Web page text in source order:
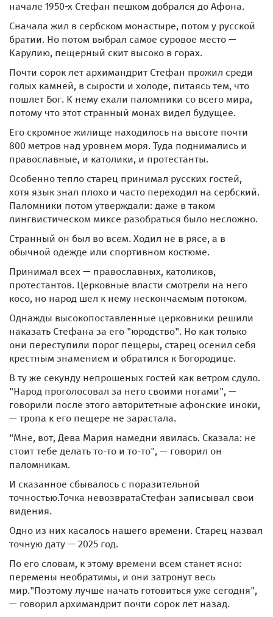
начале 1950-х Стефан пешком добрался до Афона.
Сначала жил в сербском монастыре, потом у русской
братии. Но потом выбрал самое суровое место —
Карулию, пещерный скит высоко в горах.
Почти сорок лет архимандрит Стефан прожил среди
голых камней, в сырости и холоде, питаясь тем, что
пошлет Бог. К нему ехали паломники со всего мира,
потому что этот странный монах видел будущее.
Его скромное жилище находилось на высоте почти
800 метров над уровнем моря. Туда поднимались и
православные, и католики, и протестанты.
Особенно тепло старец принимал русских гостей,
хотя язык знал плохо и часто переходил на сербский.
Паломники потом утверждали: даже в таком
лингвистическом миксе разобраться было несложно.
Странный он был во всем. Ходил не в рясе, а в
обычной одежде или спортивном костюме.
Принимал всех — православных, католиков,
протестантов. Церковные власти смотрели на него
косо, но народ шел к нему нескончаемым потоком.
Однажды высокопоставленные церковники решили
наказать Стефана за его "юродство". Но как только
они переступили порог пещеры, старец осенил себя
крестным знамением и обратился к Богородице.
В ту же секунду непрошеных гостей как ветром сдуло.
"Народ проголосовал за него своими ногами", —
говорили после этого авторитетные афонские иноки,
— тропа к его пещере не зарастала.
"Мне, вот, Дева Мария намедни явилась. Сказала: не
стоит тебе делать то-то и то-то", — говорил он
паломникам.
И сказанное сбывалось с поразительной
точностью.Точка невозвратаСтефан записывал свои
видения.
Одно из них касалось нашего времени. Старец назвал
точную дату — 2025 год.
По его словам, к этому времени всем станет ясно:
перемены необратимы, и они затронут весь
мир."Поэтому лучше начать готовиться уже сегодня",
— говорил архимандрит почти сорок лет назад.